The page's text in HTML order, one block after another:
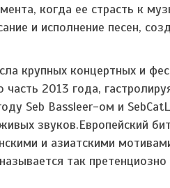
когда ее страсть к
и исполнение песен,
крупных концертных и
2013 года,
Seb Bassleer-ом и
звуков.Европейский
и азиатскими
так